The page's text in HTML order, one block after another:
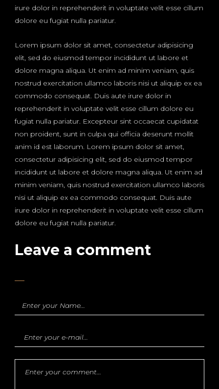
irure dolor in reprehenderit in voluptate velit esse cillum
dolore eu fugiat nulla pariatur.
Lorem ipsum dolor sit amet, consectetur adipisicing
elit, sed do eiusmod tempor incididunt ut labore et
dolore magna aliqua. Ut enim ad minim veniam, quis
nostrud exercitation ullamco laboris nisi ut aliquip ex ea
commodo consequat. Duis aute irure dolor in
reprehenderit in voluptate velit esse cillum dolore eu
fugiat nulla pariatur. Excepteur sint occaecat cupidatat
non proident, sunt in culpa qui officia deserunt mollit
anim id est laborum. Lorem ipsum dolor sit amet,
consectetur adipisicing elit, sed do eiusmod tempor
incididunt ut labore et dolore magna aliqua. Ut enim ad
minim veniam, quis nostrud exercitation ullamco laboris
nisi ut aliquip ex ea commodo consequat. Duis aute
irure dolor in reprehenderit in voluptate velit esse cillum
dolore eu fugiat nulla pariatur.
Leave a comment